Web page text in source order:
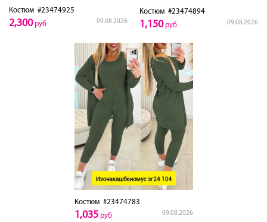
Костюм #23474925
09.08.2026
2,300руб
Костюм #23474894
09.08.2026
1,150руб
Костюм#23474783
09.08.2026
1,035руб